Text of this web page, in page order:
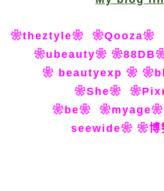
❀theztyle❀ ❀Qooza❀
❀ubeauty❀
❀ beautyexp ❀
❀She❀
❀be❀
❀myage❀
seewide❀ ❀博